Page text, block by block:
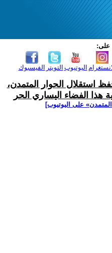
على:
الفيسبوك التويتر اليوتيوب
استقلال الحوار المتمدن،
هذا الفضاء اليساري الحر
على اليوتيوب]